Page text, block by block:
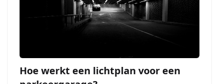
Hoe werkt een lichtplan voor een